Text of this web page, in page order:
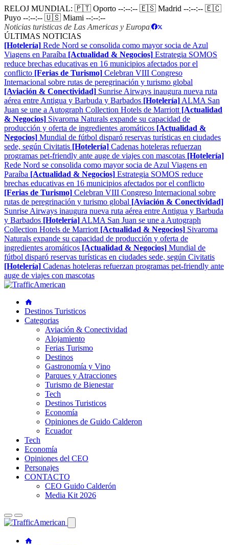
RELOJ MUNDIAL: 🇵🇹 Oporto --:--:-- 🇪🇸 Madrid --:--:-- 🇪🇨
Puyo --:--:-- 🇺🇸 Miami --:--:--
Noticias turisticas de Las Americas y Europa|
ÚLTIMAS NOTICIAS
[Hotelería] Rede Nord se consolida como mayor socia de Azul
Viagens en Paraíba [Actualidad & Negocios] Estrategia SOMOS
reduce brechas educativas en 16 municipios afectados por el
conflicto [Ferias de Turismo] Celebran VIII Congreso
Internacional sobre rutas de peregrinación y turismo global
[Aviación & Conectividad] Sunrise Airways inaugura nueva ruta
aérea entre Antigua y Barbuda y Barbados [Hotelería] ALMA San
Juan se une a Autograph Collection Hotels de Marriott [Actualidad
& Negocios] Sivaroma Naturals expande su capacidad de
producción y oferta de ingredientes aromáticos [Actualidad &
Negocios] Mundial de fútbol disparó reservas turísticas en ciudades
sede, según Civitatis [Hotelería] Cadenas hoteleras refuerzan
programas pet-friendly ante auge de viajes con mascotas [Hotelería]
Rede Nord se consolida como mayor socia de Azul Viagens en
Paraíba [Actualidad & Negocios] Estrategia SOMOS reduce
brechas educativas en 16 municipios afectados por el conflicto
[Ferias de Turismo] Celebran VIII Congreso Internacional sobre
rutas de peregrinación y turismo global [Aviación & Conectividad]
Sunrise Airways inaugura nueva ruta aérea entre Antigua y Barbuda
y Barbados [Hotelería] ALMA San Juan se une a Autograph
Collection Hotels de Marriott [Actualidad & Negocios] Sivaroma
Naturals expande su capacidad de producción y oferta de
ingredientes aromáticos [Actualidad & Negocios] Mundial de
fútbol disparó reservas turísticas en ciudades sede, según Civitatis
[Hotelería] Cadenas hoteleras refuerzan programas pet-friendly ante
auge de viajes con mascotas
Destinos Turisticos
Categorias
Aviación & Conectividad
Alojamiento
Ferias Turismo
Destinos
Gastronomía y Vino
Parques y Atracciones
Turismo de Bienestar
Tech
Destinos Turisticos
Economía
Opiniones de Guido Calderon
Ecuador
Tech
Economía
Opiniones del CEO
Personajes
CONTACTO
CEO Guido Calderón
Media Kit 2026